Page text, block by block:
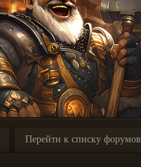
Перейти к списку форумов